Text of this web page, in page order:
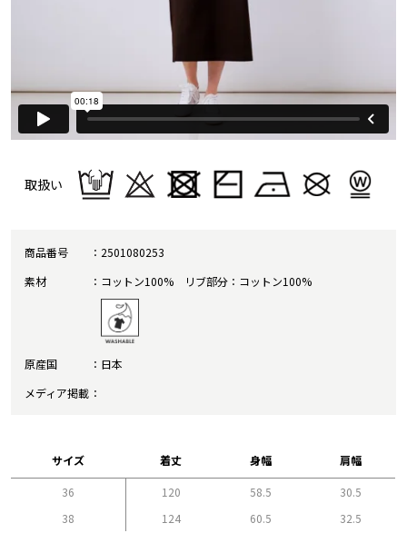
取扱い
商品番号
2501080253
素材
コットン100% リブ部分：コットン100%
原産国
日本
メディア掲載
サイズ 着丈 身幅 肩幅
36 120 58.5
30.5
38
124 60.5 32.5